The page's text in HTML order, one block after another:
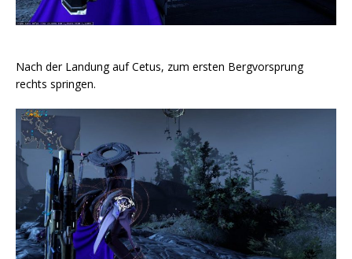
Nach der Landung auf Cetus, zum ersten Bergvorsprung
rechts springen.